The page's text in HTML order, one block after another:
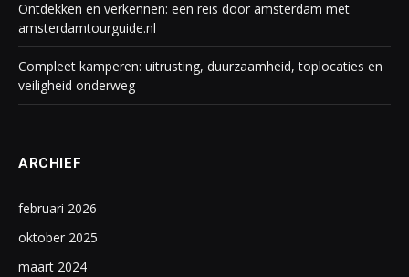
Ontdekken en verkennen: een reis door amsterdam met
amsterdamtourguide.nl
Compleet kamperen: uitrusting, duurzaamheid, toplocaties en
veiligheid onderweg
ARCHIEF
februari 2026
oktober 2025
maart 2024